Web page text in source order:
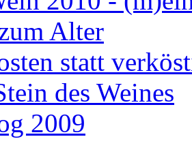
Alter
statt
des Weines
2009